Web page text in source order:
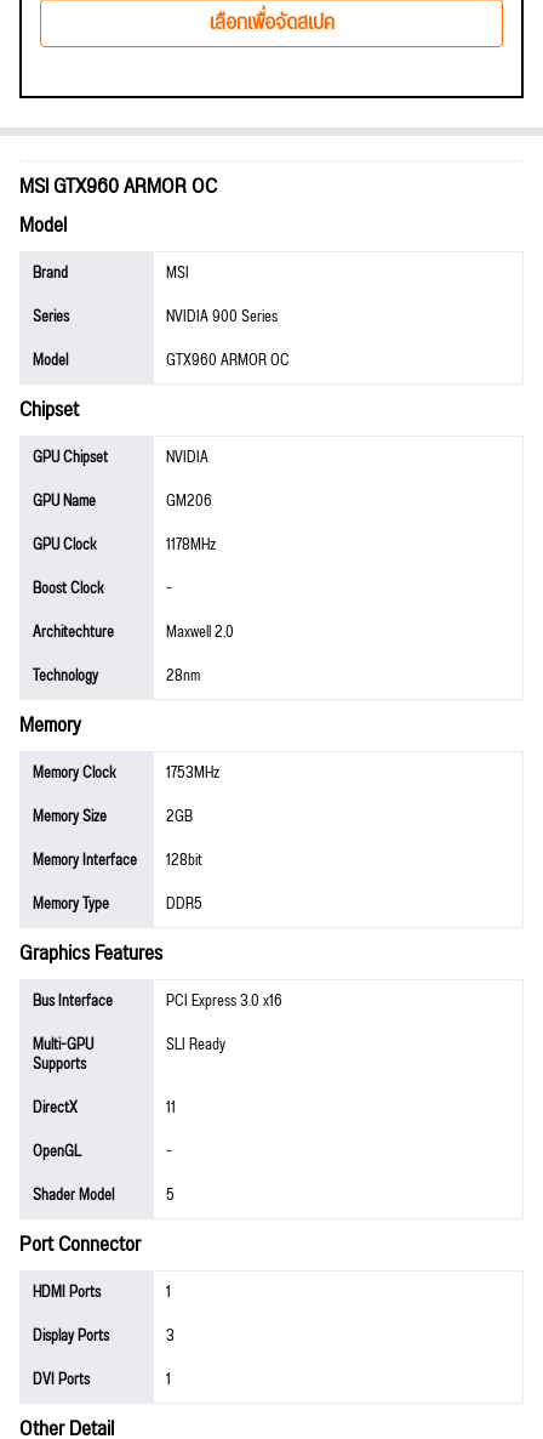
เลือกเพื่อจัดสเปค
MSI GTX960 ARMOR OC
Model
Brand
MSI
Series
NVIDIA 900 Series
Model
GTX960 ARMOR OC
Chipset
GPU Chipset
NVIDIA
GPU Name
GM206
GPU Clock
1178MHz
Boost Clock
-
Architechture
Maxwell 2.0
Technology
28nm
Memory
Memory Clock
1753MHz
Memory Size
2GB
Memory Interface
128bit
Memory Type
DDR5
Graphics Features
Bus Interface
PCI Express 3.0 x16
Multi-GPU
Supports
SLI Ready
DirectX
11
OpenGL
-
Shader Model
5
Port Connector
HDMI Ports
1
Display Ports
3
DVI Ports
1
Other Detail